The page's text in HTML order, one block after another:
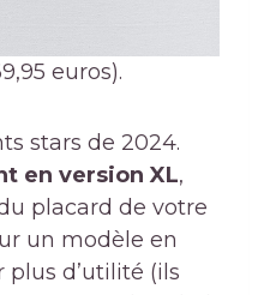
euros).
stars de 2024.
en version XL,
placard de votre
un modèle en
plus d’utilité (ils